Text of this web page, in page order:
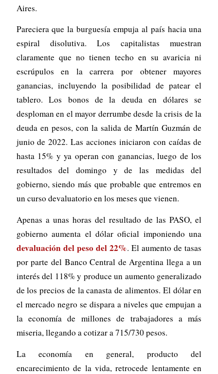
Aires.
Pareciera que la burguesía empuja al país hacia una
espiral disolutiva. Los capitalistas muestran
claramente que no tienen techo en su avaricia ni
escrúpulos en la carrera por obtener mayores
ganancias, incluyendo la posibilidad de patear el
tablero. Los bonos de la deuda en dólares se
desploman en el mayor derrumbe desde la crisis de la
deuda en pesos, con la salida de Martín Guzmán de
junio de 2022. Las acciones iniciaron con caídas de
hasta 15% y ya operan con ganancias, luego de los
resultados del domingo y de las medidas del
gobierno, siendo más que probable que entremos en
un curso devaluatorio en los meses que vienen.
Apenas a unas horas del resultado de las PASO, el
gobierno aumenta el dólar oficial imponiendo una
devaluación del peso del 22%. El aumento de tasas
por parte del Banco Central de Argentina llega a un
interés del 118% y produce un aumento generalizado
de los precios de la canasta de alimentos. El dólar en
el mercado negro se dispara a niveles que empujan a
la economía de millones de trabajadores a más
miseria, llegando a cotizar a 715/730 pesos.
La economía en general, producto del
encarecimiento de la vida, retrocede lentamente en